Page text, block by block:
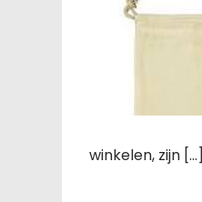
winkelen, zijn […]